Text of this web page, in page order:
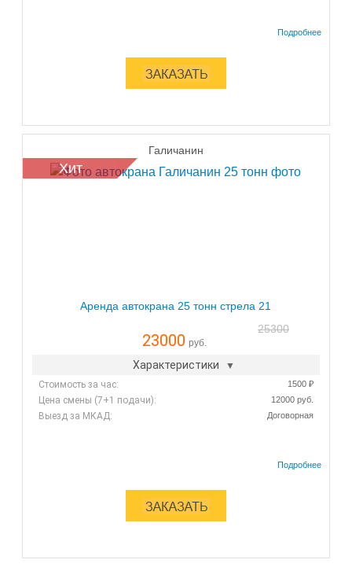
Хит
Галичанин
Аренда автокрана 25 тонн стрела 21
25300
23000 руб.
Характеристики
Стоимость за час: 1500 ₽
Цена смены (7+1 подачи): 12000 руб.
Выезд за МКАД: Договорная